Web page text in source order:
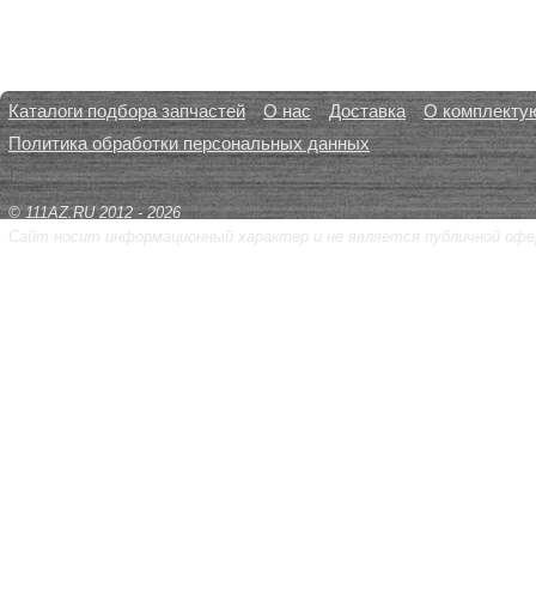
Каталоги подбора запчастей О нас Доставка
О
Политика обработки персональных данных
© 111AZ.RU 2012 - 2026
Сайт носит информационный характер и не является публичной